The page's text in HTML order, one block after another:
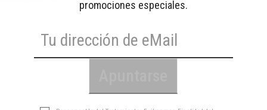
promociones especiales.